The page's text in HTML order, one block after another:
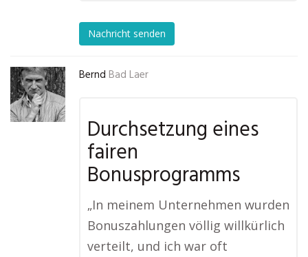
Nachricht senden
Bernd Bad Laer
Durchsetzung eines
fairen
Bonusprogramms
„In meinem Unternehmen wurden
Bonuszahlungen völlig willkürlich
verteilt, und ich war oft